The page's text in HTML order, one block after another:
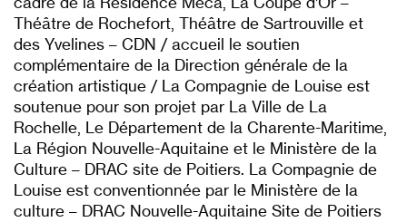
Théâtre de Rochefort, Théâtre de Sartrouville et
des Yvelines – CDN / accueil le soutien
complémentaire de la Direction générale de la
création artistique / La Compagnie de Louise est
soutenue pour son projet par La Ville de La
Rochelle, Le Département de la Charente-Maritime,
La Région Nouvelle-Aquitaine et le Ministère de la
Culture – DRAC site de Poitiers. La Compagnie de
Louise est conventionnée par le Ministère de la
culture – DRAC Nouvelle-Aquitaine Site de Poitiers